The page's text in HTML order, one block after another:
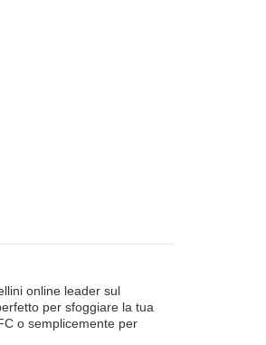
online leader sul
per sfoggiare la tua
o semplicemente per